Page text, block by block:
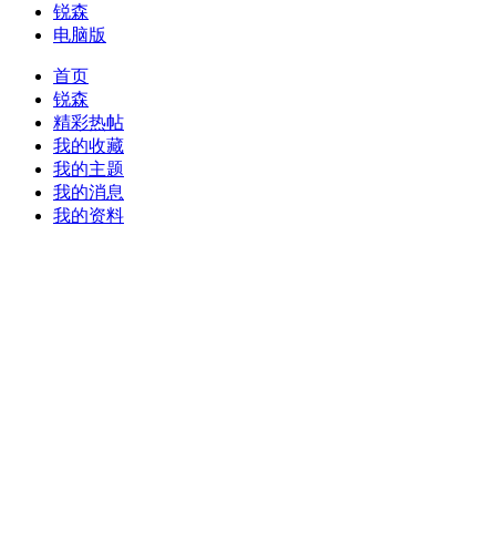
锐森
电脑版
首页
锐森
精彩热帖
我的收藏
我的主题
我的消息
我的资料